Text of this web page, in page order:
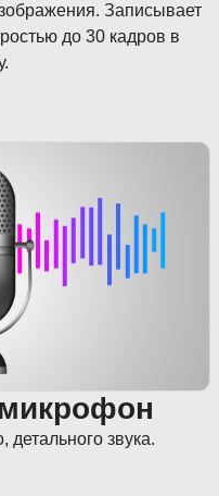
Записывает
до 30 кадров в
детального звука.